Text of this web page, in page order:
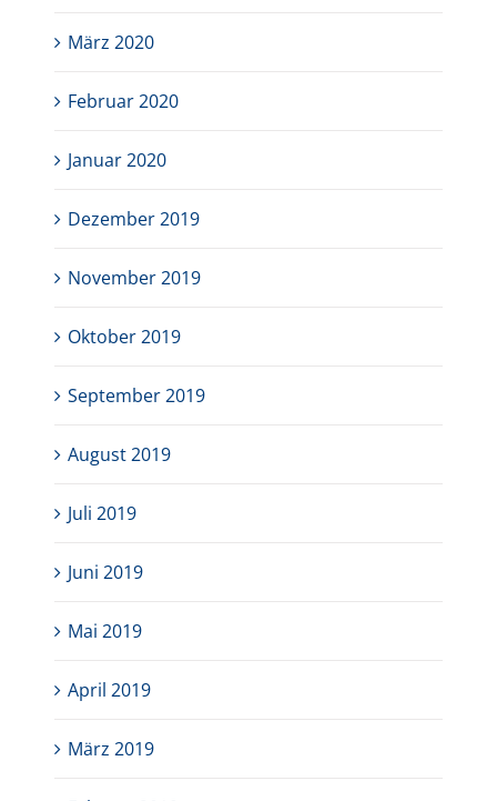
März 2020
Februar 2020
Januar 2020
Dezember 2019
November 2019
Oktober 2019
September 2019
August 2019
Juli 2019
Juni 2019
Mai 2019
April 2019
März 2019